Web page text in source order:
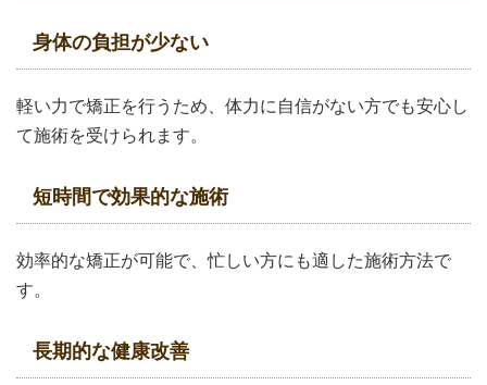
身体の負担が少ない
軽い力で矯正を行うため、体力に自信がない方でも安心し
て施術を受けられます。
短時間で効果的な施術
効率的な矯正が可能で、忙しい方にも適した施術方法で
す。
長期的な健康改善